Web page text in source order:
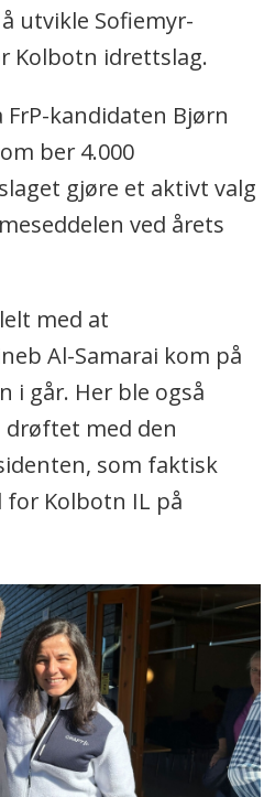
utvikle Sofiemyr-
Kolbotn idrettslag.
kandidaten Bjørn
ber 4.000
gjøre et aktivt valg
ved årets
med at
Al-Samarai kom på
i går. Her ble også
med den
som faktisk
Kolbotn IL på